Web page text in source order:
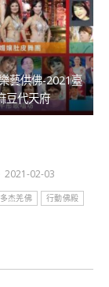
藝供佛-2021臺
豆代天府
2021-02-03
杰羌佛 行動佛殿